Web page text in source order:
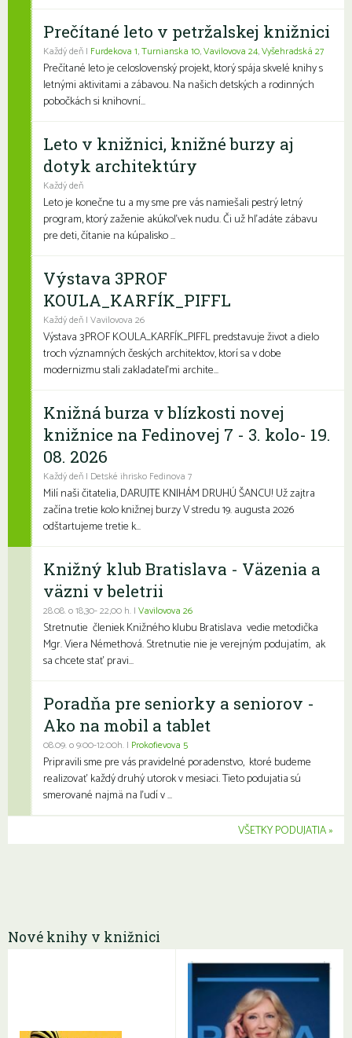
Prečítané leto v petržalskej knižnici
Každý deň | Furdekova 1,Turnianska 10,Vavilovova 24,Vyšehradská 27
Prečítané leto je celoslovenský projekt, ktorý spája skvelé knihy s
letnými aktivitami a zábavou. Na našich detských a rodinných
pobočkách si knihovní...
Leto v knižnici, knižné burzy aj
dotyk architektúry
Každý deň
Leto je konečne tu a my sme pre vás namiešali pestrý letný
program, ktorý zaženie akúkoľvek nudu. Či už hľadáte zábavu
pre deti, čítanie na kúpalisko ...
Výstava 3PROF
KOULA_KARFÍK_PIFFL
Každý deň | Vavilovova 26
Výstava 3PROF KOULA_KARFÍK_PIFFL predstavuje život a dielo
troch významných českých architektov, ktorí sa v dobe
modernizmu stali zakladateľmi archite...
Knižná burza v blízkosti novej
knižnice na Fedinovej 7 - 3. kolo- 19.
08. 2026
Každý deň | Detské ihrisko Fedinova 7
Milí naši čitatelia, DARUJTE KNIHÁM DRUHÚ ŠANCU! Už zajtra
začína tretie kolo knižnej burzy V stredu 19. augusta 2026
odštartujeme tretie k...
Knižný klub Bratislava - Väzenia a
väzni v beletrii
28.08. o 18,30- 22,00 h. | Vavilovova 26
Stretnutie členiek Knižného klubu Bratislava vedie metodička
Mgr. Viera Némethová. Stretnutie nie je verejným podujatím, ak
sa chcete stať pravi...
Poradňa pre seniorky a seniorov -
Ako na mobil a tablet
08.09. o 9:00-12:00h. | Prokofievova 5
Pripravili sme pre vás pravidelné poradenstvo, ktoré budeme
realizovať každý druhý utorok v mesiaci. Tieto podujatia sú
smerované najmä na ľudí v ...
VŠETKY PODUJATIA
Nové knihy v knižnici